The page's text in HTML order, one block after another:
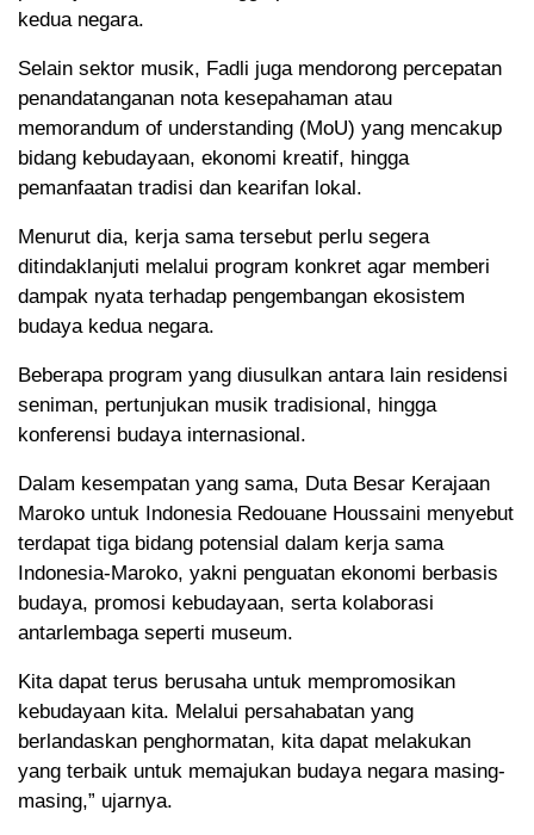
kedua negara.
Selain sektor musik, Fadli juga mendorong percepatan
penandatanganan nota kesepahaman atau
memorandum of understanding (MoU) yang mencakup
bidang kebudayaan, ekonomi kreatif, hingga
pemanfaatan tradisi dan kearifan lokal.
Menurut dia, kerja sama tersebut perlu segera
ditindaklanjuti melalui program konkret agar memberi
dampak nyata terhadap pengembangan ekosistem
budaya kedua negara.
Beberapa program yang diusulkan antara lain residensi
seniman, pertunjukan musik tradisional, hingga
konferensi budaya internasional.
Dalam kesempatan yang sama, Duta Besar Kerajaan
Maroko untuk Indonesia Redouane Houssaini menyebut
terdapat tiga bidang potensial dalam kerja sama
Indonesia-Maroko, yakni penguatan ekonomi berbasis
budaya, promosi kebudayaan, serta kolaborasi
antarlembaga seperti museum.
Kita dapat terus berusaha untuk mempromosikan
kebudayaan kita. Melalui persahabatan yang
berlandaskan penghormatan, kita dapat melakukan
yang terbaik untuk memajukan budaya negara masing-
masing,” ujarnya.